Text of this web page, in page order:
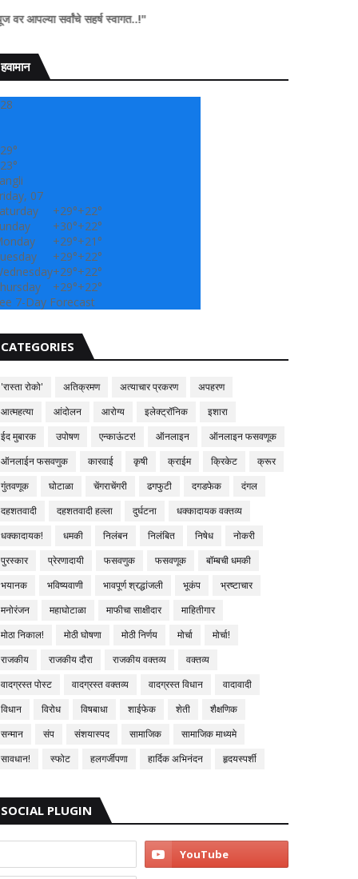
सर्वांचे सहर्ष स्वागत..!"
हवामान
28
29°
23°
07
+29°+22°
+30°+22°
+29°+21°
+29°+22°
+29°+22°
+29°+22°
7-Day Forecast
CATEGORIES
'रास्ता रोको' अतिक्रमण अत्याचार प्रकरण
अपहरण
आत्महत्या
आंदोलन आरोग्य इलेक्ट्रॉनिक
इशारा
ईद मुबारक
उपोषण एन्काऊंटर! ऑनलाइन
ऑनलाइन फसवणूक
ऑनलाईन फसवणुक
कारवाई कृषी क्राईम क्रिकेट
क्रूर
गुंतवणूक
घोटाळा चेंगराचेंगरी ढगफुटी दगडफेक
दंगल
दहशतवादी
दहशतवादी हल्ला दुर्घटना
धक्कादायक वक्तव्य
धक्कादायक!
धमकी निलंबन निलंबित निषेध
नोकरी
पुरस्कार
प्रेरणादायी फसवणुक फसवणूक
बॉम्बची धमकी
भयानक
भविष्यवाणी भावपूर्ण श्रद्धांजली भूकंप
भ्रष्टाचार
मनोरंजन
महाघोटाळा माफीचा साक्षीदार
माहितीगार
मोठा निकाल!
मोठी घोषणा मोठी निर्णय मोर्चा
मोर्चा!
राजकीय
राजकीय दौरा राजकीय वक्तव्य
वक्तव्य
वादग्रस्त पोस्ट
वादग्रस्त वक्तव्य वादग्रस्त विधान
वादावादी
विधान
विरोध विषबाधा शाईफेक शेती
शैक्षणिक
सन्मान
संप संशयास्पद सामाजिक
सामाजिक माध्यमे
सावधान!
स्फोट हलगर्जीपणा हार्दिक अभिनंदन हृदयस्पर्शी
SOCIAL PLUGIN